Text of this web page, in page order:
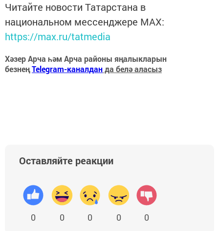
Читайте новости Татарстана в
национальном мессенджере MАХ:
https://max.ru/tatmedia
Хәзер Арча һәм Арча районы яңалыкларын
безнеңTelegram-каналданда белә аласыз
Оставляйте реакции
0 0 0 0 0